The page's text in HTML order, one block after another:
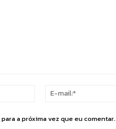
Nome:*
a próxima vez que eu comentar.